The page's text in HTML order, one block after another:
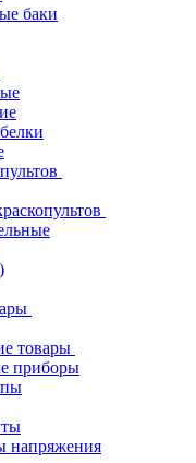
баки
товары
приборы
напряжения